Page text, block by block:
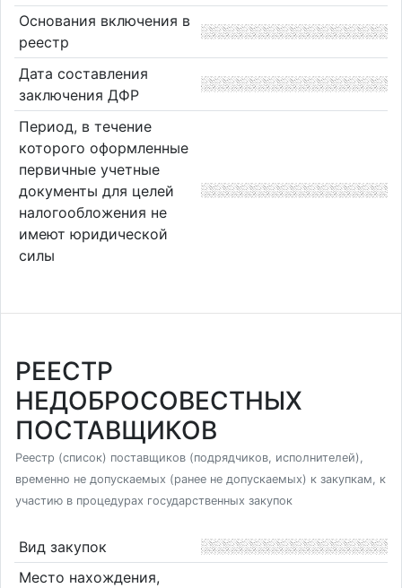
Основания включения в
реестр
Дата составления
заключения ДФР
Период, в течение
которого оформленные
первичные учетные
документы для целей
налогообложения не
имеют юридической
силы
РЕЕСТР
НЕДОБРОСОВЕСТНЫХ
ПОСТАВЩИКОВ
Реестр (список) поставщиков (подрядчиков, исполнителей),
временно не допускаемых (ранее не допускаемых) к закупкам, к
участию в процедурах государственных закупок
Вид закупок
Место нахождения,